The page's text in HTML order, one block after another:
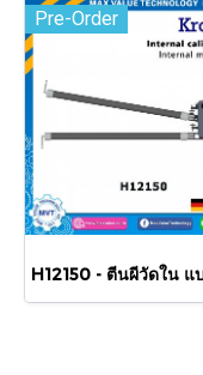
Pre-Order